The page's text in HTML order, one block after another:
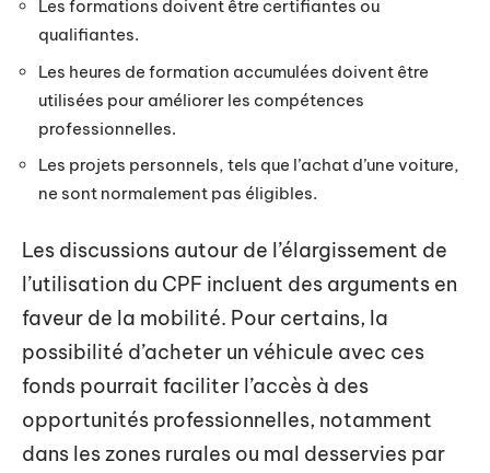
Les formations doivent être certifiantes ou
qualifiantes.
Les heures de formation accumulées doivent être
utilisées pour améliorer les compétences
professionnelles.
Les projets personnels, tels que l’achat d’une voiture,
ne sont normalement pas éligibles.
Les discussions autour de l’élargissement de
l’utilisation du CPF incluent des arguments en
faveur de la mobilité. Pour certains, la
possibilité d’acheter un véhicule avec ces
fonds pourrait faciliter l’accès à des
opportunités professionnelles, notamment
dans les zones rurales ou mal desservies par